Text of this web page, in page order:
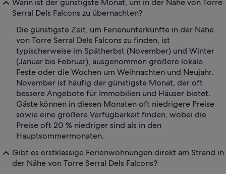
Wann ist der günstigste Monat, um in der Nähe von Torre
Serral Dels Falcons zu übernachten?
Die günstigste Zeit, um Ferienunterkünfte in der Nähe
von Torre Serral Dels Falcons zu finden, ist
typischerweise im Spätherbst (November) und Winter
(Januar bis Februar), ausgenommen größere lokale
Feste oder die Wochen um Weihnachten und Neujahr.
November ist häufig der günstigste Monat, der oft
bessere Angebote für Immobilien und Häuser bietet.
Gäste können in diesen Monaten oft niedrigere Preise
sowie eine größere Verfügbarkeit finden, wobei die
Preise oft 20 % niedriger sind als in den
Hauptsommermonaten.
Gibt es erstklassige Ferienwohnungen direkt am Strand in
der Nähe von Torre Serral Dels Falcons?